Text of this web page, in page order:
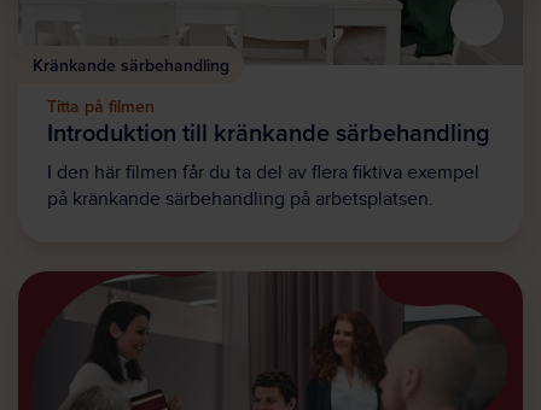
Kränkande särbehandling
Titta på filmen
Introduktion till kränkande särbehandling
I den här filmen får du ta del av flera fiktiva exempel
på kränkande särbehandling på arbetsplatsen.